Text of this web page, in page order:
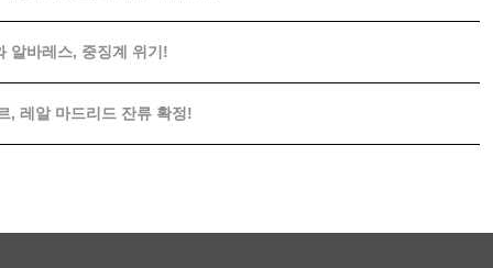
알바레스, 중징계 위기!
, 레알 마드리드 잔류 확정!